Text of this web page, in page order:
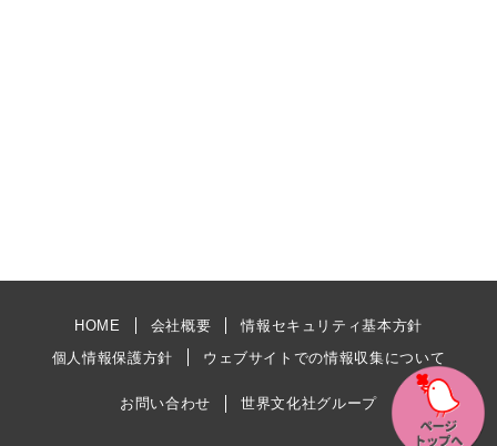
HOME 会社概要
情報セキュリティ基本方針
個人情報保護方針
ウェブサイトでの情報収集について
お問い合わせ 世界文化社グループ